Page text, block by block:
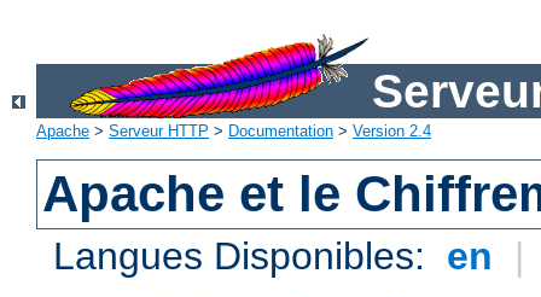
Apache > Serveur HTTP > Documentation > Version 2.4
Apache et le
Langues Disponibles: en |